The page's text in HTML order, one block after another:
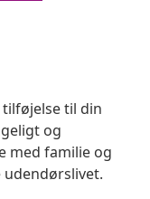
til din
og
med familie og
udendørslivet.